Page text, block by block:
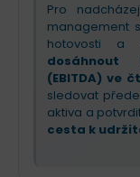
Pro
management
hotovosti a
dosáhnout
(EBITDA) ve
sledovat
aktiva a
cesta k